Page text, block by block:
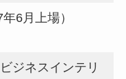
6月上場）
ジネスインテリ